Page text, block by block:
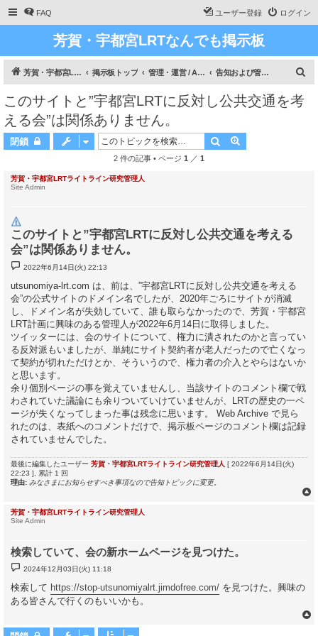
FAQ ログイン
ユーザー登録
芳賀・宇都宮LRTなんでも掲示板
芳賀・宇都宮LRT、ライトライン研究 掲示板トップ 管理・運営 / Administration 告知および管理・運営 / Announcement & Administration
このサイトと”宇都宮LRTに反対し公共交通を考
える会”は関係ありません。
閉鎖 検索
2 件の記事 • ページ 1 ／ 1
芳賀・宇都宮LRTライトライン研究管理人
Site Admin
このサイトと”宇都宮LRTに反対し公共交通を考える
会”は関係ありません。
投
稿
事
2022年6月14日(火) 22:13
utsunomiya-lrt.com は、前は、”宇都宮LRTに反対し公共交通を考える
会”の公式サイトのドメイン名でしたが、2020年ごろにサイトが消滅
し、ドメイン名が失効していて、誰も取らなかったので、芳賀・宇都宮
LRT計画に興味のある管理人が2022年6月14日に取得しました。
ツイッターには、会のサイトについて、権力に潰されたのかと言ってい
る反対派もいましたが、単純にサイト契約者が老人だったので亡くなっ
て契約が切れただけとか、そういうので、権力者の介入とやらはないか
と思います。
余り個別ページの事を覚えていませんし、当該サイトのコメント欄で戦
わされていた議論にも余りついていけていませんが、LRTの歴史の一ペ
ージが失くなってしまった事は残念に思います。 Web Archive で見ら
れたのは、表紙へのコメントだけで、掲示板ページのコメント欄は記録
されていませんでした。
最後に編集したユーザー 芳賀・宇都宮LRTライトライン研究管理人 [ 2022年6月14日(火)
22:23 ], 累計 1 回
理由: みなさまにお知らせすべき事項なので告知トピックに変更。
芳賀・宇都宮LRTライトライン研究管理人
Site Admin
検索していて、会の新ホームページを見つけた。
投
稿
記
事
2024年12月03日(火) 11:18
検索して https://stop-utsunomiyalrt.jimdofree.com/ を見つけた。興味の
ある皆さんで行くのもいいかも。